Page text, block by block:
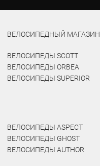
ВЕЛОСИПЕДНЫЙ МАГАЗИН
ВЕЛОСИПЕДЫ SCOTT
ВЕЛОСИПЕДЫ ORBEA
ВЕЛОСИПЕДЫ SUPERIOR
ВЕЛОСИПЕДЫ ASPECT
ВЕЛОСИПЕДЫ GHOST
ВЕЛОСИПЕДЫ AUTHOR